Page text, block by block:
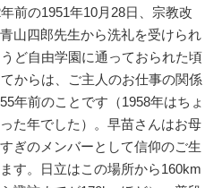
前の1951年10月28日、宗教改
山四郎先生から洗礼を受けられ
ど自由学園に通っておられた頃
からは、ご主人のお仕事の関係
年前のことです（1958年はちょ
た年でした）。早苗さんはお母
ぎのメンバーとして信仰のご生
す。日立はこの場所から160km